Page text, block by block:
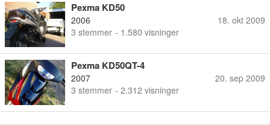
Pexma KD50
2006
3 stemmer - 1.580 visninger
18. okt 2009
Pexma KD50QT-4
2007
3 stemmer - 2.312 visninger
20. sep 2009